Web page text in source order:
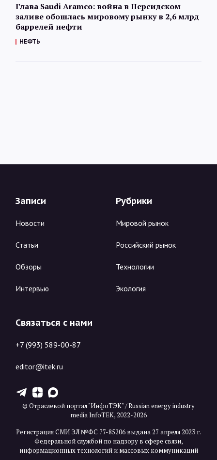
Глава Saudi Aramco: война в Персидском
заливе обошлась мировому рынку в 2,6 млрд
баррелей нефти
НЕФТЬ
Записи
Новости
Статьи
Обзоры
Интервью
Рубрики
Мировой рынок
Российский рынок
Технологии
Экология
Связаться с нами
+7 (993) 589-00-87
editor@itek.ru
T Z X
© Отраслевой портал "ИнфоТЭК" / Russian energy industry
media InfoTEK, 2022-2026
Регистрация СМИ ЭЛ №ФС 77-85206 выдана 27 апреля 2023 г.
Федеральной службой по надзору в сфере связи,
информационных технологий и массовых коммуникаций